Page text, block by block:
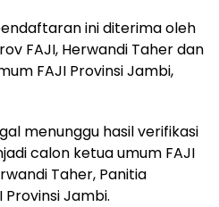
ini diterima oleh
FAJI, Herwandi Taher dan
FAJI Provinsi Jambi,
menunggu hasil verifikasi
calon ketua umum FAJI
Taher, Panitia
Provinsi Jambi.